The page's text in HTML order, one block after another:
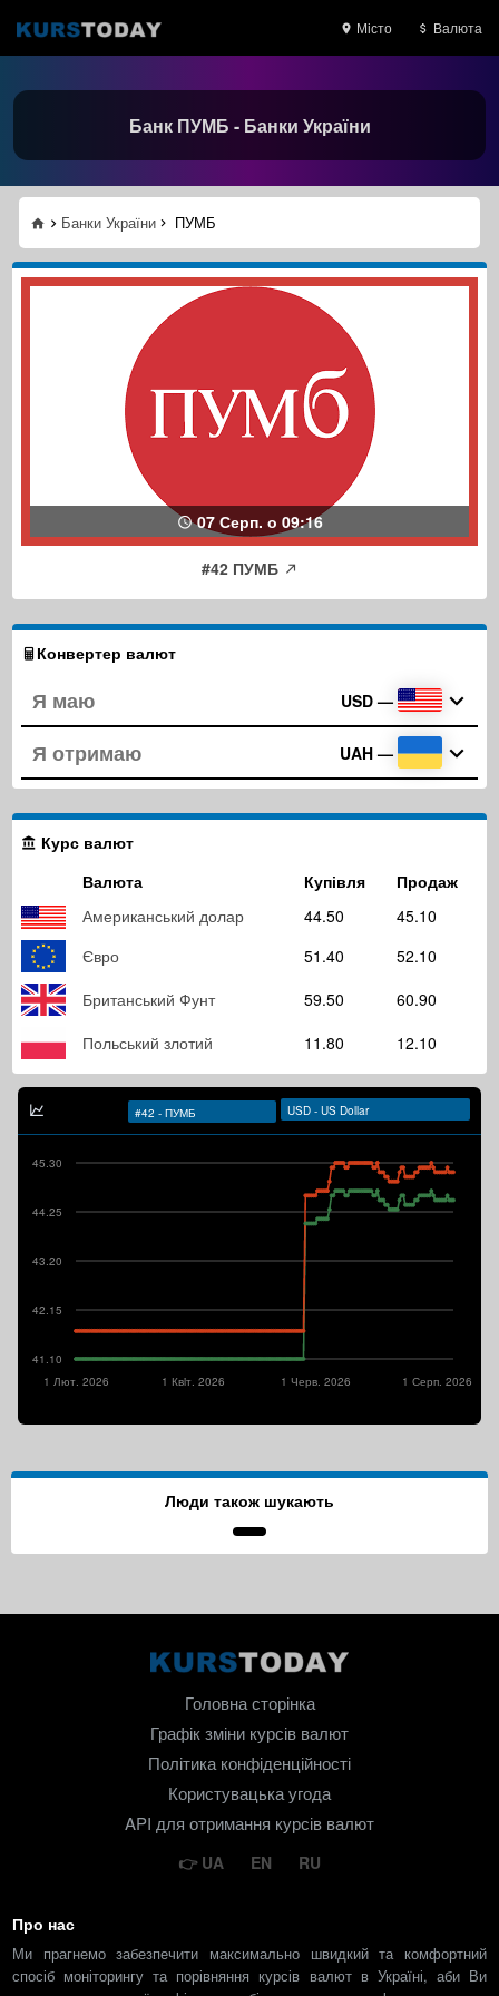
Місто Валюта
Банк ПУМБ - Банки України
Банки України ПУМБ
07 Серп. о 09:16
#42 ПУМБ
Конвертер валют
USD —
UAH —
Курс валют
Валюта
Купівля
Продаж
Американський долар
44.50
45.10
Євро
51.40
52.10
Британський Фунт
59.50
60.90
Польський злотий
11.80 12.10
41.10
42.15
43.20
44.25
45.30
1 Серп. 2026
1 Черв. 2026
1 Квiт. 2026
1 Лют. 2026
Люди також шукають
Головна сторінка
Графік зміни курсів валют
Політика конфіденційності
Користувацька угода
API для отримання курсів валют
UA EN RU
Про нас
Ми прагнемо забезпечити максимально швидкий та комфортний
спосіб моніторингу та порівняння курсів валют в Україні, аби Ви